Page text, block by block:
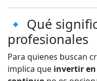
🔹 Qué
profesionales
Para quienes buscan
implica que invertir